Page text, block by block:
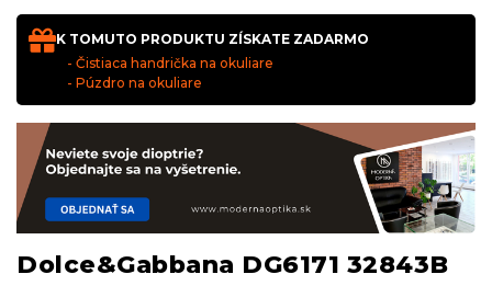
K TOMUTO PRODUKTU ZÍSKATE ZADARMO
- Čistiaca handrička na okuliare
- Púzdro na okuliare
Dolce&Gabbana DG6171 32843B